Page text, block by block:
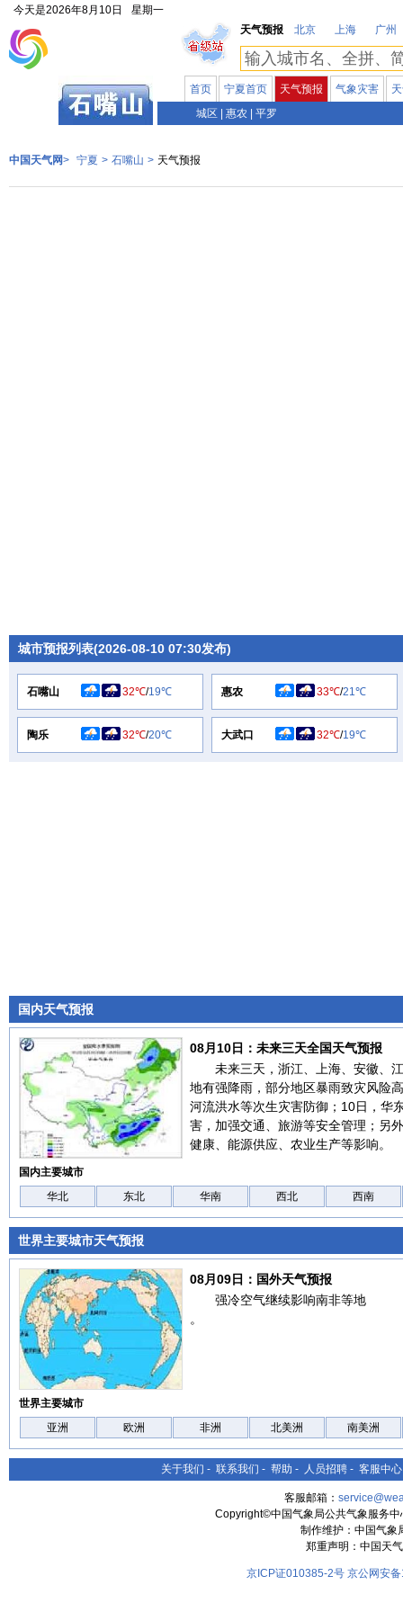
今天是2026年8月10日
星期一
天气预报
北京 上海 广州
首页 宁夏首页 天气预报 气象灾害
城区
惠农 平罗
中国天气网> 宁夏 > 石嘴山 > 天气预报
城市预报列表(2026-08-10 07:30发布)
石嘴山 32℃/19℃ 惠农 33℃/21℃
陶乐 32℃/20℃ 大武口 32℃/19℃
国内天气预报
08月10日：未来三天全国天气预报
未来三天，浙江、上海、安徽、
地有强降雨，部分地区暴雨致灾风险
河流洪水等次生灾害防御；10日，华
害，加强交通、旅游等安全管理；另
健康、能源供应、农业生产等影响。
国内主要城市
华北
东北 华南 西北 西南
世界主要城市天气预报
08月09日：国外天气预报
强冷空气继续影响南非等地
。
世界主要城市
亚洲
欧洲 非洲 北美洲 南美洲
关于我们 - 联系我们 - 帮助 - 人员招聘 - 客服中心
客服邮箱：
Copyright©中国气象局公共气象服务
制作维护：中国气象
郑重声明：中国天
京ICP证010385-2号 京公网安